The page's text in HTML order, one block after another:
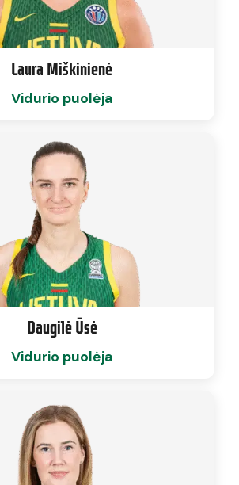
Laura Miškinienė
Vidurio puolėja
Daugilė Ūsė
Vidurio puolėja